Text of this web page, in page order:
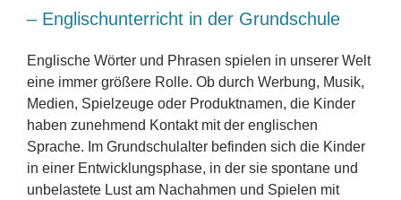
– Englischunterricht in der Grundschule
Englische Wörter und Phrasen spielen in unserer Welt
eine immer größere Rolle. Ob durch Werbung, Musik,
Medien, Spielzeuge oder Produktnamen, die Kinder
haben zunehmend Kontakt mit der englischen
Sprache. Im Grundschulalter befinden sich die Kinder
in einer Entwicklungsphase, in der sie spontane und
unbelastete Lust am Nachahmen und Spielen mit